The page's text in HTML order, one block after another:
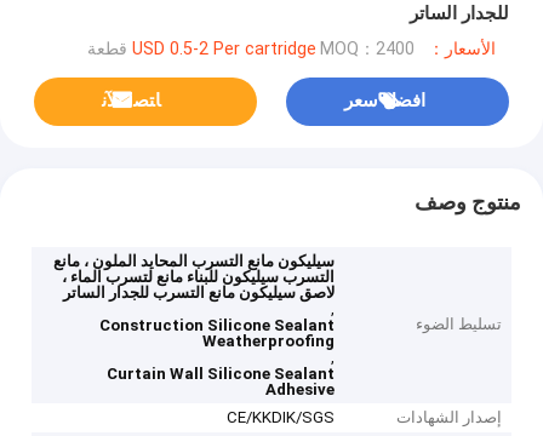
للجدار الساتر
الأسعار：USD 0.5-2 Per cartridge MOQ：2400 قطعة
افضل سعر ﺎﺘﺼﻟ ﺍﻶﻧ
منتوج وصف
تسليط الضوء
سيليكون مانع التسرب المحايد الملون ، مانع
التسرب سيليكون للبناء مانع لتسرب الماء ،
لاصق سيليكون مانع التسرب للجدار الساتر
,
Construction Silicone Sealant
Weatherproofing
,
Curtain Wall Silicone Sealant
Adhesive
إصدار الشهادات
CE/KKDIK/SGS